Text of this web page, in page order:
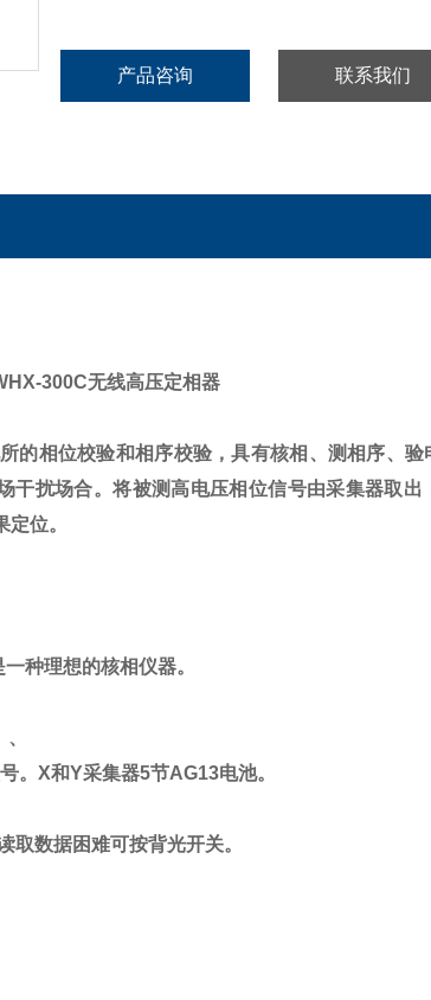
产品咨询 联系我们
300C无线高压定相器
的相位校验和相序校验，具有核相、测相序、
干扰场合。将被测高电压相位信号由采集器取出
位。
种理想的核相仪器。
。X和Y采集器5节AG13电池。
取数据困难可按背光开关。